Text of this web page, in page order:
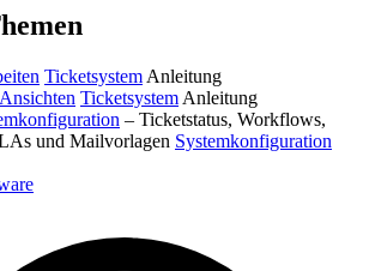
Ticketsystem Anleitung
Ticketsystem Anleitung
– Ticketstatus, Workflows,
und Mailvorlagen Systemkonfiguration